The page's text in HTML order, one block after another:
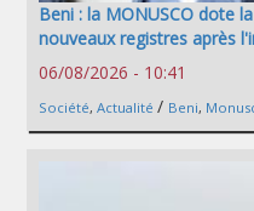
Beni : la MONUSCO dote
nouveaux registres après
06/08/2026 - 10:41
Société, Actualité / Beni,